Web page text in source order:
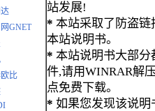
GNET
比
站发展!
* 本站采取了防盗链
本站说明书。
* 本站说明书大部分
件,请用WINRAR解
点免费下载。
* 如果您发现该说明